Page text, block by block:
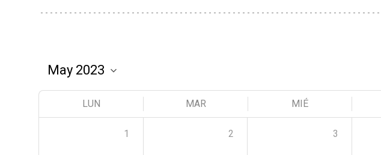
LUN MAR MIÉ
1 2 3